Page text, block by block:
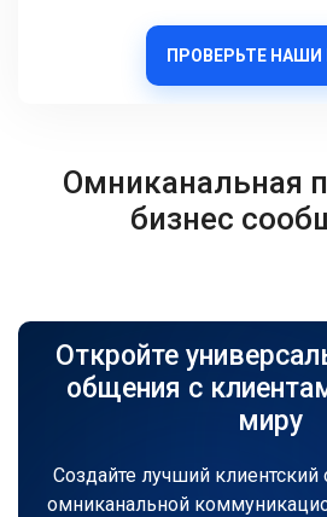
ПРОВЕРЬТЕ НАШИ
Омниканальная
бизнес
Откройте
общения с
миру
Создайте лучший
омниканальной